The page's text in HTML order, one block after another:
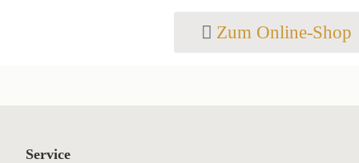
Zum Online-Shop
Service